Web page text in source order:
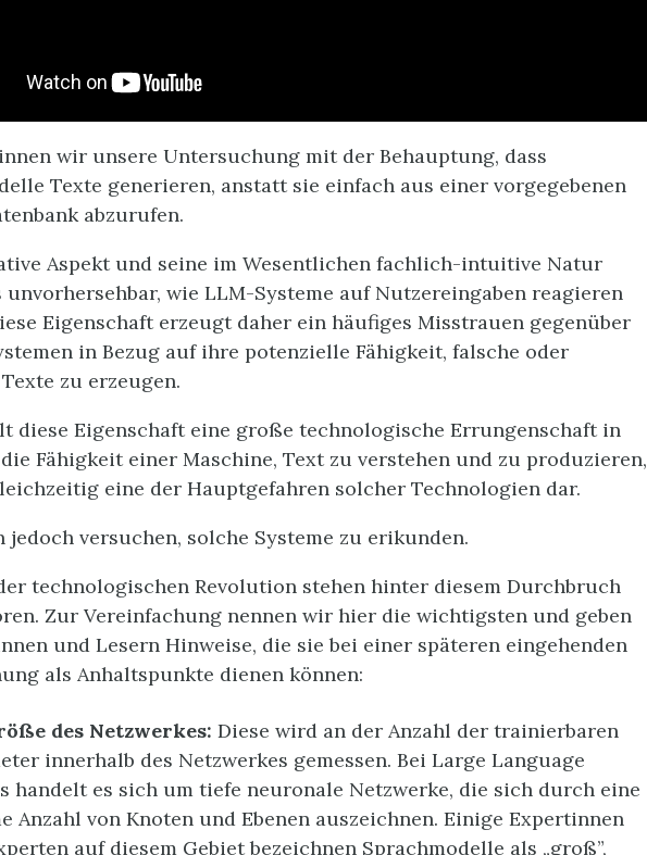
wir unsere Untersuchung mit der Behauptung, dass
Texte generieren, anstatt sie einfach aus einer vorgegebenen
abzurufen.
Aspekt und seine im Wesentlichen fachlich-intuitive Natur
unvorhersehbar, wie LLM-Systeme auf Nutzereingaben reagieren
Eigenschaft erzeugt daher ein häufiges Misstrauen gegenüber
in Bezug auf ihre potenzielle Fähigkeit, falsche oder
zu erzeugen.
diese Eigenschaft eine große technologische Errungenschaft in
Fähigkeit einer Maschine, Text zu verstehen und zu produzieren,
eine der Hauptgefahren solcher Technologien dar.
versuchen, solche Systeme zu erikunden.
technologischen Revolution stehen hinter diesem Durchbruch
Zur Vereinfachung nennen wir hier die wichtigsten und geben
und Lesern Hinweise, die sie bei einer späteren eingehenden
als Anhaltspunkte dienen können:
des Netzwerkes: Diese wird an der Anzahl der trainierbaren
innerhalb des Netzwerkes gemessen. Bei Large Language
handelt es sich um tiefe neuronale Netzwerke, die sich durch eine
Anzahl von Knoten und Ebenen auszeichnen. Einige Expertinnen
auf diesem Gebiet bezeichnen Sprachmodelle als „groß”,